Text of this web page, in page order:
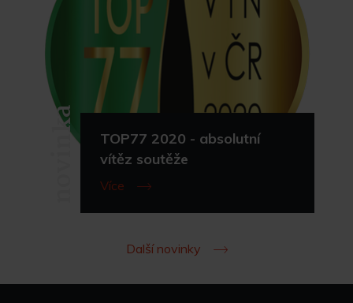
TOP77 2020 - absolutní
vítěz soutěže
novinka Více
Další novinky